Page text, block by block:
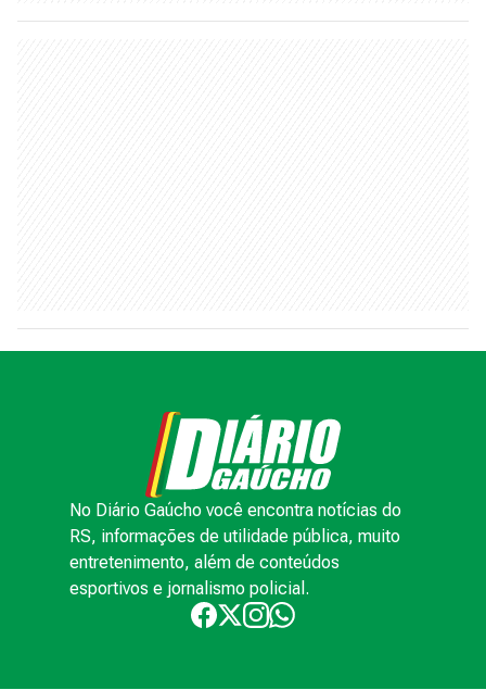
No Diário Gaúcho você encontra notícias do
RS, informações de utilidade pública, muito
entretenimento, além de conteúdos
esportivos e jornalismo policial.